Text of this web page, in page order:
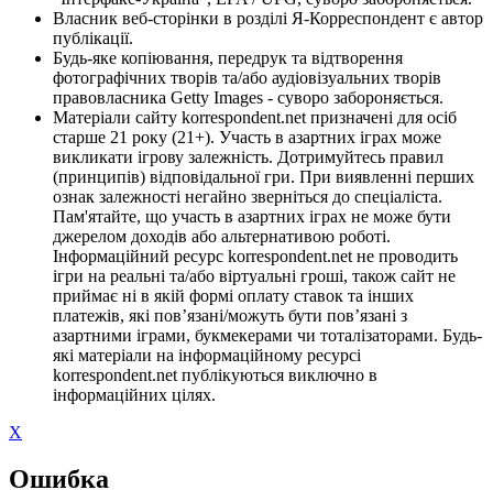
Власник веб-сторінки в розділі Я-Корреспондент є автор
публікації.
Будь-яке копіювання, передрук та відтворення
фотографічних творів та/або аудіовізуальних творів
правовласника Getty Images - суворо забороняється.
Матеріали сайту korrespondent.net призначені для осіб
старше 21 року (21+). Участь в азартних іграх може
викликати ігрову залежність. Дотримуйтесь правил
(принципів) відповідальної гри. При виявленні перших
ознак залежності негайно зверніться до спеціаліста.
Пам'ятайте, що участь в азартних іграх не може бути
джерелом доходів або альтернативою роботі.
Інформаційний ресурс korrespondent.net не проводить
ігри на реальні та/або віртуальні гроші, також сайт не
приймає ні в якій формі оплату ставок та інших
платежів, які пов’язані/можуть бути пов’язані з
азартними іграми, букмекерами чи тоталізаторами. Будь-
які матеріали на інформаційному ресурсі
korrespondent.net публікуються виключно в
інформаційних цілях.
X
Ошибка